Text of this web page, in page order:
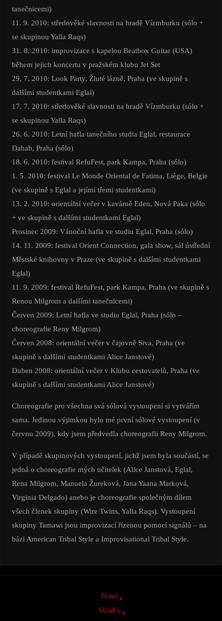
tanečnicemi)
11. 9. 2010: středověké slavnosti na hradě Vízmburku (sólo +
se skupinou Yalla Raqs)
31. 8. 2010: improvizace s kapelou Beatbox Guitar (USA)
během jejich koncertu v pražském klubu Jet Set
29. 7. 2010: Look Party, Žluté lázně, Praha (ve skupině s
dalšími studentkami Eglal)
17. 7. 2010: středověké slavnosti na hradě Vízmburku (sólo +
se skupinou Yalla Raqs)
26. 6. 2010: Letní hafla tanečního studia Eglal, restaurace
Dahab, Praha (sólo)
18. 6. 2010: festival RefuFest, park Kampa, Praha (sólo)
1. 5. 2010: festival Le Monde Oriental de Fatima, Liège, Belgie
(ve skupině s Eglal a jejími třemi studentkami)
13. 2. 2010: orientální večer v kavárně Eden, Nová Paka (sólo
+ ve skupině s dalšími studentkami Eglal)
Prosinec 2009: Vánoční hafla ve studiu Eglal, Praha (sólo)
14. 11. 2009: festival Orient Connection, gala show, sál ústřední
Městské knihovny v Praze (ve skupině s dalšími studentkami
Eglal)
11. 9. 2009: festival RefuFest, park Kampa, Praha (ve skupině s
Renou Milgrom a dalšími tanečnicemi)
Červen 2009: Letní hafla ve studiu Eglal, Praha (sólo –
choreografie Reny Milgrom)
Červen 2008: orientální večer v čajovně Siva, Praha (ve
skupině s dalšími studentkami Alice Janstové)
Duben 2008: orientální večer v Klubu cestovatelů, Praha (ve
skupině s dalšími studentkami Alice Janstové)
Choreografie pro všechna svá sólová vystoupení si vytvářím
sama. Jedinou výjimkou bylo mé první sólové vystoupení (v
červnu 2009), kdy jsem předvedla choreografii Reny Milgrom.
V případě skupinových vystoupení, jichž jsem byla součástí, se
jedná o choreografie mých učitelek (Alice Janstová, Eglal,
Rena Milgrom, Manuela Žureková, Jana Yaana Marková,
Virginia Delgado) anebo je choreografie společným dílem
všech členek skupiny (Wire Twins, Yalla Raqs). Vystoupení
skupiny Tamawi jsou improvizací řízenou pomocí signálů – na
bázi American Tribal Style a Improvisational Tribal Style.
Domů
Skladby